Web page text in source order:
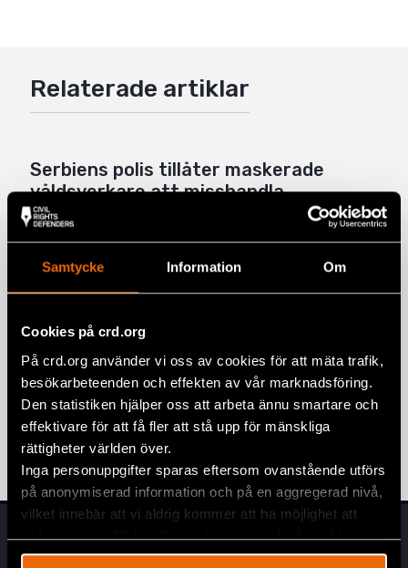
Samtycke Information Om
Cookies på crd.org
På crd.org använder vi oss av cookies för att mäta trafik,
besökarbeteenden och effekten av vår marknadsföring.
Den statistiken hjälper oss att arbeta ännu smartare och
effektivare för att få fler att stå upp för mänskliga
rättigheter världen över.
Inga personuppgifter sparas eftersom ovanstående utförs
på anonymiserad information och på en aggregerad nivå,
vilket innebär att vi aldrig kommer att ha möjlighet att
spåra en specifik besökares beteende på vår webbplats.
Mail
Relaterade artiklar
Serbiens polis tillåter maskerade
våldsverkare att misshandla
medborgare
NYHETER,SERBIEN 15 augusti 2025
SERBIEN,UTTALANDEN
Civil Rights Defenders kräver
omedelbar frigivning av aktivister från
Serbien
NYHETER,SERBIEN 16 maj 2025